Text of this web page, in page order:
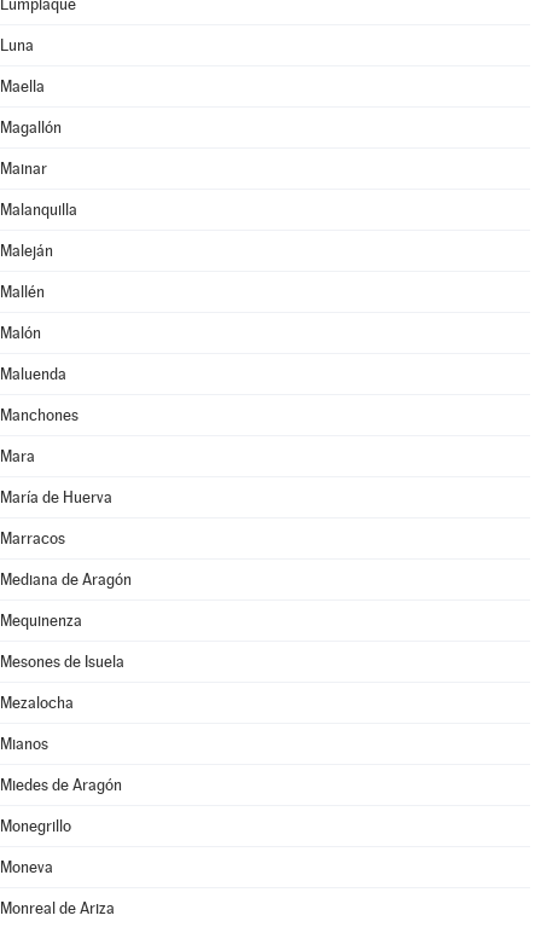
Lumpiaque
Luna
Maella
Magallón
Mainar
Malanquilla
Maleján
Mallén
Malón
Maluenda
Manchones
Mara
María de Huerva
Marracos
Mediana de Aragón
Mequinenza
Mesones de Isuela
Mezalocha
Mianos
Miedes de Aragón
Monegrillo
Moneva
Monreal de Ariza